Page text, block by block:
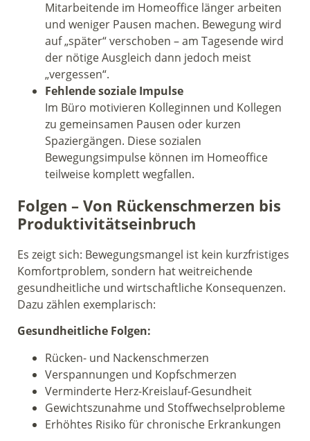
Mitarbeitende im Homeoffice länger arbeiten
und weniger Pausen machen. Bewegung wird
auf „später“ verschoben – am Tagesende wird
der nötige Ausgleich dann jedoch meist
„vergessen“.
Fehlende soziale Impulse
Im Büro motivieren Kolleginnen und Kollegen
zu gemeinsamen Pausen oder kurzen
Spaziergängen. Diese sozialen
Bewegungsimpulse können im Homeoffice
teilweise komplett wegfallen.
Folgen – Von Rückenschmerzen bis
Produktivitätseinbruch
Es zeigt sich: Bewegungsmangel ist kein kurzfristiges
Komfortproblem, sondern hat weitreichende
gesundheitliche und wirtschaftliche Konsequenzen.
Dazu zählen exemplarisch:
Gesundheitliche Folgen:
Rücken- und Nackenschmerzen
Verspannungen und Kopfschmerzen
Verminderte Herz-Kreislauf-Gesundheit
Gewichtszunahme und Stoffwechselprobleme
Erhöhtes Risiko für chronische Erkrankungen